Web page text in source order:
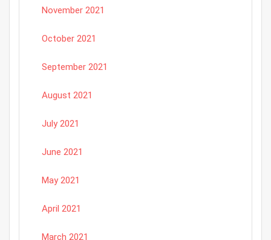
November 2021
October 2021
September 2021
August 2021
July 2021
June 2021
May 2021
April 2021
March 2021